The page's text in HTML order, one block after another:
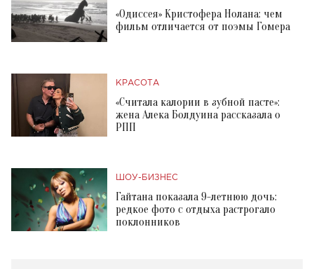
«Одиссея» Кристофера Нолана: чем
фильм отличается от поэмы Гомера
КРАСОТА
«Считала калории в зубной пасте»:
жена Алека Болдуина рассказала о
РПП
ШОУ-БИЗНЕС
Гайтана показала 9-летнюю дочь:
редкое фото с отдыха растрогало
поклонников